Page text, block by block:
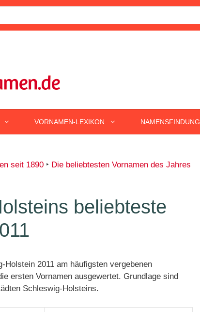
VORNAMEN-LEXIKON NAMENSFINDUNG
seit 1890 ‣ Die beliebtesten Vornamen des Jahres
beliebteste
Holstein 2011 am häufigsten vergebenen
ersten Vornamen ausgewertet. Grundlage sind
Schleswig-Holsteins.